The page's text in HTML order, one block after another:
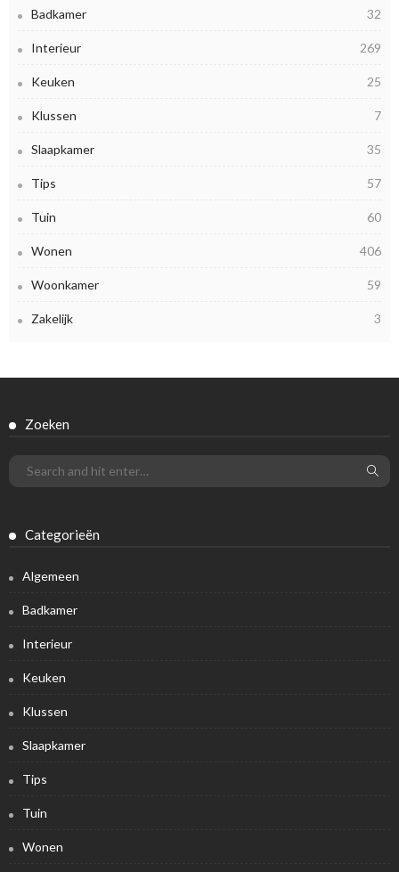
Badkamer 32
Interieur 269
Keuken 25
Klussen 7
Slaapkamer 35
Tips 57
Tuin 60
Wonen 406
Woonkamer 59
Zakelijk 3
Zoeken
Categorieën
Algemeen
Badkamer
Interieur
Keuken
Klussen
Slaapkamer
Tips
Tuin
Wonen